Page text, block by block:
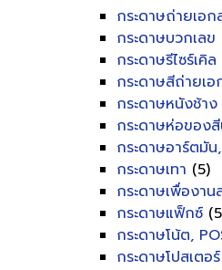
กระดาษถ่ายเอก
กระดาษบวกเลข
กระดาษรีไซร์เคิล
กระดาษสีถ่ายเอ
กระดาษหนังช้าง
กระดาษห่อของ
กระดาษอาร์ตมั
กระดาษเทา (5)
กระดาษเพื่องาน
กระดาษแฟ็กซ์
กระดาษโน้ต,
กระดาษโปสเตอร์